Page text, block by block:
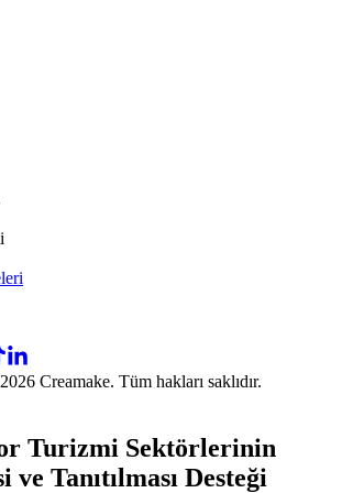
2026 Creamake. Tüm hakları saklıdır.
Turizmi Sektörlerinin
Tanıtılması Desteği